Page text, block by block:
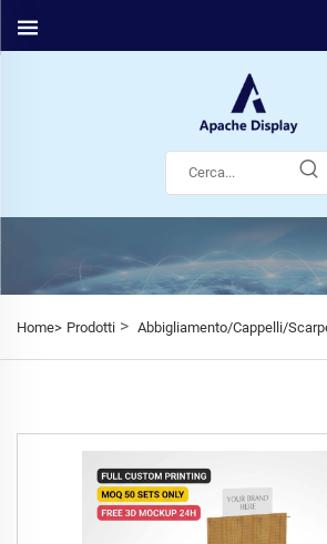
Home> Prodotti > Abbigliamento/Cappelli/